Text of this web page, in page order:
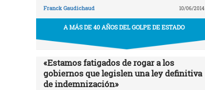
Franck Gaudichaud 10/06/2014
A MÁS DE 40 AÑOS DEL GOLPE DE ESTADO
«Estamos fatigados de rogar a los
gobiernos que legislen una ley definitiva
de indemnización»